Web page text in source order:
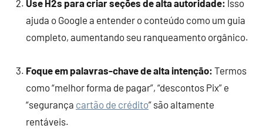
Use H2s para criar seções de alta autoridade: Isso
ajuda o Google a entender o conteúdo como um guia
completo, aumentando seu ranqueamento orgânico.
Foque em palavras-chave de alta intenção: Termos
como “melhor forma de pagar”, “descontos Pix” e
“segurança cartão de crédito” são altamente
rentáveis.